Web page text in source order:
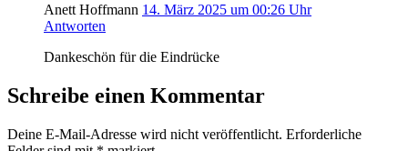
Anett Hoffmann 14. März 2025 um 00:26 Uhr
Antworten
Dan­ke­schön für die Eindrücke
Schreibe einen Kommentar
Deine E-Mail-Adresse wird nicht veröffentlicht. Erforderliche